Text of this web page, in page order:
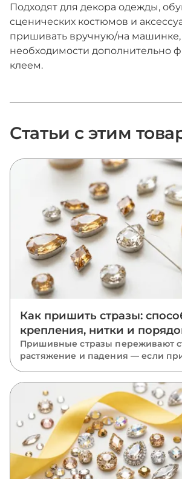
Подходят для декора одежды,
сценических костюмов и
пришивать вручную/на
необходимости дополнительно
клеем.
Статьи с этим
Как пришить стразы:
крепления, нитки и
Пришивные стразы переживают
растяжение и падения — если
вести стежки через отверстия,
крепление капли, риволи и
ошибки роняют камни.